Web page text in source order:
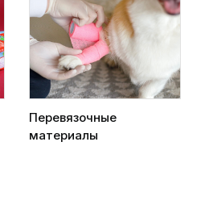
Перевязочные
материалы